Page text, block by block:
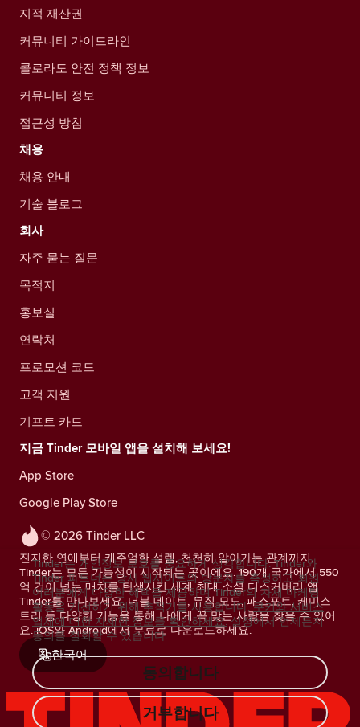
© 2026 Tinder LLC
진지한 연애부터 캐주얼한 설렘, 천천히 알아가는 관계까지.
Tinder는 모든 가능성이 시작되는 곳이에요. 190개 국가에서 550
억 건이 넘는 매치를 탄생시킨 세계 최대 소셜 디스커버리 앱
Tinder를 만나보세요. 더블 데이트, 뮤직 모드, 패스포트, 케미스
트리 등 다양한 기능을 통해 나에게 꼭 맞는 사람을 찾을 수 있어
요. iOS와 Android에서 무료로 다운로드하세요.
한국어
지적 재산권
커뮤니티 가이드라인
콜로라도 안전 정책 정보
커뮤니티 정보
접근성 방침
채용
채용 안내
기술 블로그
회사
자주 묻는 질문
목적지
홍보실
연락처
프로모션 코드
고객 지원
기프트 카드
지금 Tinder 모바일 앱을 설치해 보세요!
App Store
Google Play Store
Tinder는 개인정보 보호를 중요하게 생각합니다. Tinder와
Tinder 파트너는 당사 웹사이트의 방문자를 측정하고 회원
여러분에게 다양한 혜택을 제공하며 Tinder의 자체 마케팅
활동을 개선하기 위해 추적기를 사용합니다. 쿠키와 서비스
업체에 대한 자세한 정보를 확인하세요. 설정에서 언제든지
동의를 철회할 수 있습니다.
동의합니다
거부합니다